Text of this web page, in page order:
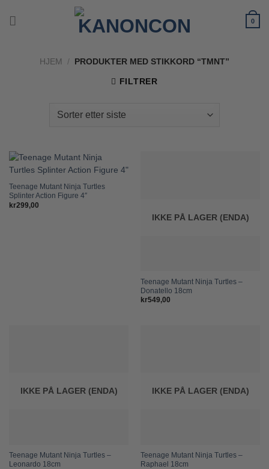
0
HJEM / PRODUKTER MED STIKKORD “TMNT”
FILTRER
Teenage Mutant Ninja Turtles
Splinter Action Figure 4″
kr299,00
IKKE PÅ LAGER (ENDA)
Teenage Mutant Ninja Turtles –
Donatello 18cm
kr549,00
IKKE PÅ LAGER (ENDA)
Teenage Mutant Ninja Turtles –
Leonardo 18cm
IKKE PÅ LAGER (ENDA)
Teenage Mutant Ninja Turtles –
Raphael 18cm